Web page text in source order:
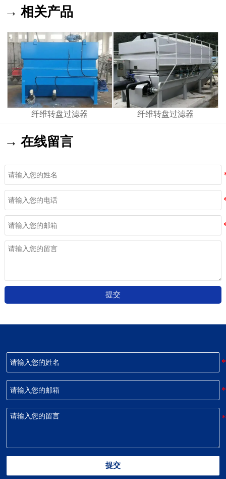
→ 相关产品
纤维转盘过滤器 纤维转盘过滤器
→ 在线留言
提交
提交